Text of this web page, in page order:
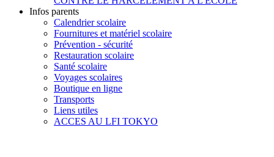
Infos parents
Calendrier scolaire
Fournitures et matériel scolaire
Prévention - sécurité
Restauration scolaire
Santé scolaire
Voyages scolaires
Boutique en ligne
Transports
Liens utiles
ACCES AU LFI TOKYO